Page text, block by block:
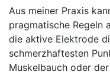
Aus meiner Praxis
pragmatische Regeln
⁣die ⁣aktive⁣ Elektrode
schmerzhaftesten
‍Muskelbauch oder